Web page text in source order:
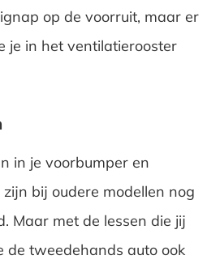
op de voorruit, maar er
je in het ventilatierooster
in je voorbumper en
bij oudere modellen nog
Maar met de lessen die jij
de tweedehands auto ook